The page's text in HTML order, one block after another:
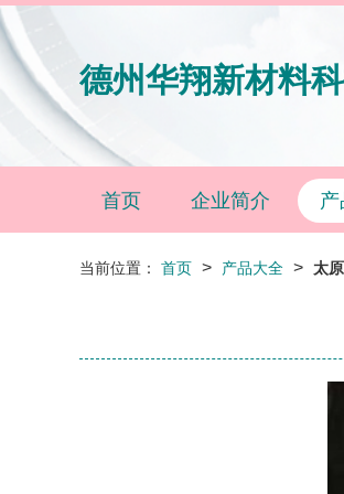
德州华翔新材料
首页 企业简介 产
当前位置： 首页 > 产品大全 > 太